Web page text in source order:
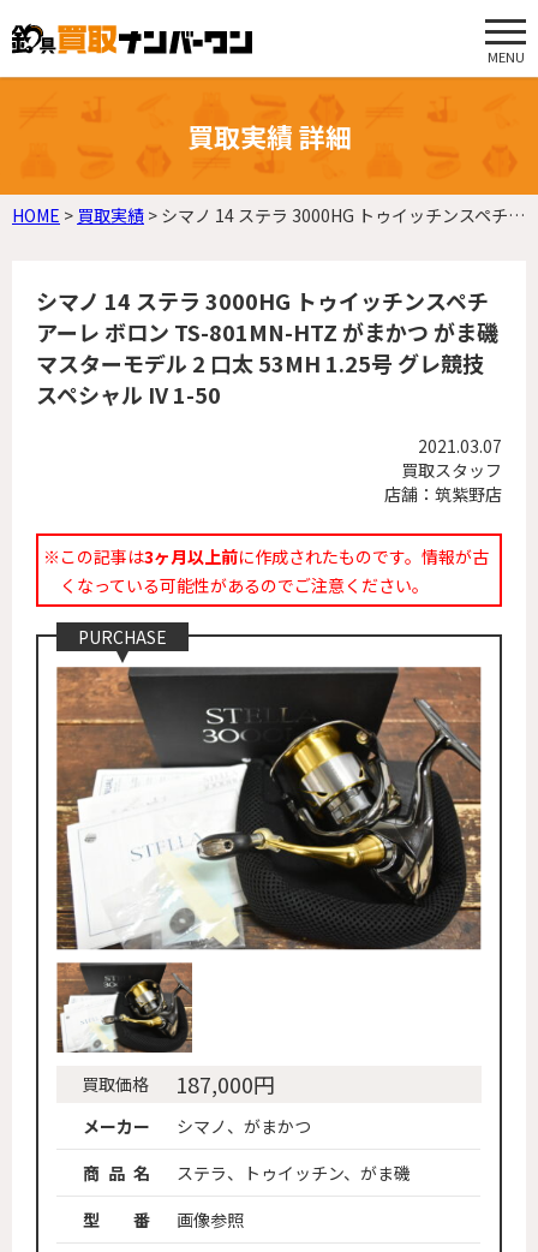
MENU
買取実績 詳細
HOME > 買取実績 > シマノ 14 ステラ 3000HG トゥイッチンスペチアーレ ボロン TS-801MN-HTZ がまかつ がま磯 マスターモデル 2 口太 53MH 1.25号 グレ競技スペシャル IV 1-50
シマノ 14 ステラ 3000HG トゥイッチンスペチ
アーレ ボロン TS-801MN-HTZ がまかつ がま磯
マスターモデル 2 口太 53MH 1.25号 グレ競技
スペシャル IV 1-50
2021.03.07
買取スタッフ
店舗：筑紫野店
※この記事は3ヶ月以上前に作成されたものです。情報が古
くなっている可能性があるのでご注意ください。
PURCHASE
買取価格 187,000円
メーカー
シマノ、がまかつ
商 品 名
ステラ、トゥイッチン、がま磯
型 番
画像参照